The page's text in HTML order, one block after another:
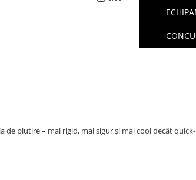
plutire – mai rigid, mai sigur și mai cool decât